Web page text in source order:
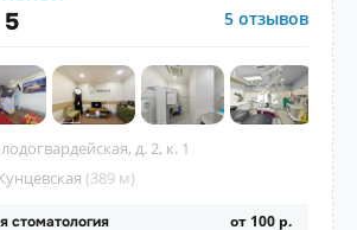
5 5 отзывов
д. 2, к. 1
(389 м)
стоматология от 100 р.